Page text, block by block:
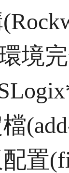
境
置